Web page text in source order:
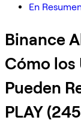
En
Binance
Cómo los
Pueden
PLAY